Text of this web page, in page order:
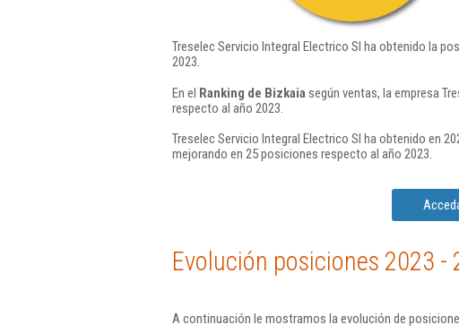
Treselec Servicio Integral Electrico Sl ha obtenido la
2023.
En el Ranking de Bizkaia según ventas, la empresa
respecto al año 2023.
Treselec Servicio Integral Electrico Sl ha obtenido en
mejorando en 25 posiciones respecto al año 2023.
Evolución posiciones 2023 -
A continuación le mostramos la evolución de